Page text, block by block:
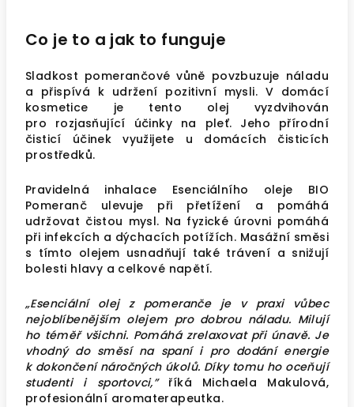
Co je to a jak to funguje
Sladkost pomerančové vůně povzbuzuje náladu
a přispívá k udržení pozitivní mysli. V domácí
kosmetice je tento olej vyzdvihován
pro rozjasňující účinky na pleť. Jeho přírodní
čisticí účinek využijete u domácích čisticích
prostředků.
Pravidelná inhalace Esenciálního oleje BIO
Pomeranč ulevuje při přetížení a pomáhá
udržovat čistou mysl. Na fyzické úrovni pomáhá
při infekcích a dýchacích potížích. Masážní směsi
s tímto olejem usnadňují také trávení a snižují
bolesti hlavy a celkové napětí.
„Esenciální olej z pomeranče je v praxi vůbec
nejoblíbenějším olejem pro dobrou náladu. Milují
ho téměř všichni. Pomáhá zrelaxovat při únavě. Je
vhodný do směsí na spaní i pro dodání energie
k dokončení náročných úkolů. Díky tomu ho oceňují
studenti i sportovci,” říká Michaela Makulová,
profesionální aromaterapeutka.